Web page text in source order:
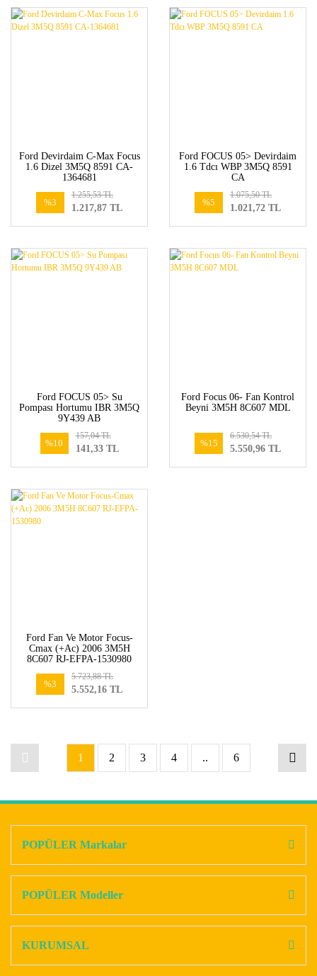
Ford Devirdaim C-Max Focus
1.6 Dizel 3M5Q 8591 CA-
1364681
%3
1.217,87 TL
1.255,53 TL
Ford FOCUS 05> Devirdaim
1.6 Tdcı WBP 3M5Q 8591
CA
%5
1.021,72 TL
1.075,50 TL
Ford FOCUS 05> Su
Pompası Hortumu IBR 3M5Q
9Y439 AB
%10
141,33 TL
157,04 TL
Ford Focus 06- Fan Kontrol
Beyni 3M5H 8C607 MDL
%15
5.550,96 TL
6.530,54 TL
Ford Fan Ve Motor Focus-
Cmax (+Ac) 2006 3M5H
8C607 RJ-EFPA-1530980
%3
5.552,16 TL
5.723,88 TL
1 2 3 4 .. 6
POPÜLER Markalar
POPÜLER Modeller
KURUMSAL